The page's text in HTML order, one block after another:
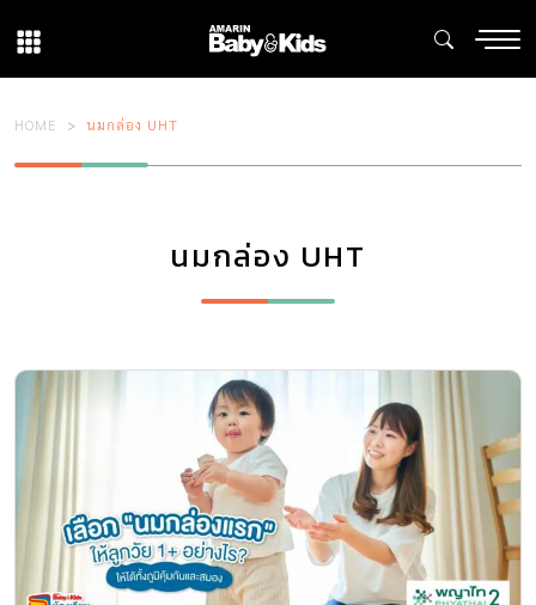
HOME นมกล่อง UHT
นมกล่อง UHT